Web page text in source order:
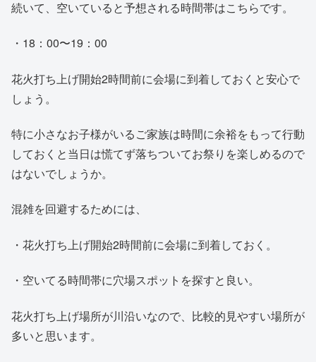
続いて、空いていると予想される時間帯はこちらです。
・18：00〜19：00
花火打ち上げ開始2時間前に会場に到着しておくと安心で
しょう。
特に小さなお子様がいるご家族は時間に余裕をもって行動
しておくと当日は慌てず落ちついてお祭りを楽しめるので
はないでしょうか。
混雑を回避するためには、
・花火打ち上げ開始2時間前に会場に到着しておく。
・空いてる時間帯に穴場スポットを探すと良い。
花火打ち上げ場所が川沿いなので、比較的見やすい場所が
多いと思います。